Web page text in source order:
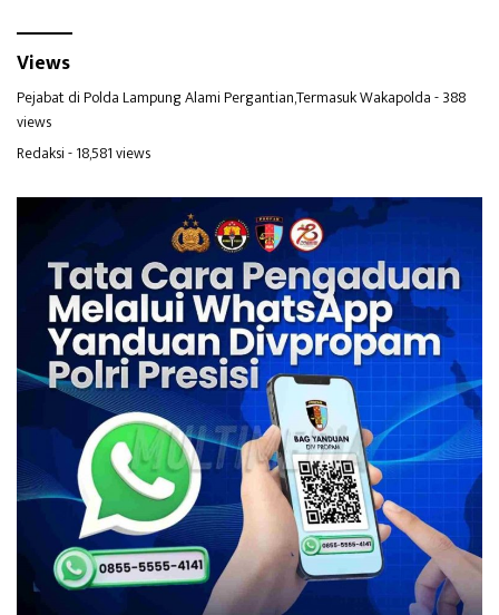
Views
Pejabat di Polda Lampung Alami Pergantian,Termasuk Wakapolda- 388
views
Redaksi- 18,581 views